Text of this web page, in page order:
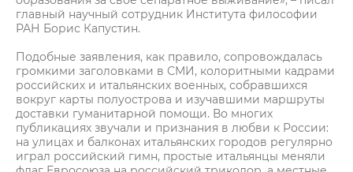
главный научный сотрудник Института философии
РАН Борис Капустин.
Подобные заявления, как правило, сопровождалась
громкими заголовками в СМИ, колоритными кадрами
российских и итальянских военных, собравшихся
вокруг карты полуострова и изучавшими маршруты
доставки гуманитарной помощи. Во многих
публикациях звучали и признания в любви к России:
на улицах и балконах итальянских городов регулярно
играл российский гимн, простые итальянцы меняли